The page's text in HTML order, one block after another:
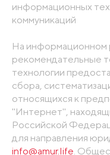
информационных
коммуникаций
На информационном
рекомендательные
технологии
сбора,
относящихся к
"Интернет",
Российской
для направления
info@amur.life .